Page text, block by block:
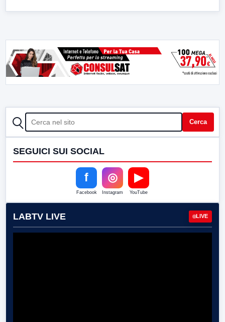
CERCA Cerca
SEGUICI SUI SOCIAL
f
Facebook
◎
Instagram
▶
YouTube
LABTV LIVE LIVE